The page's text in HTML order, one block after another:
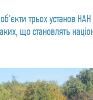
трьох установ
що становлять